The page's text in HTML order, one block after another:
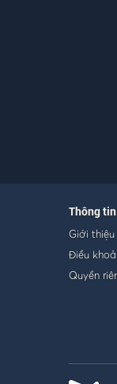
Thông tin
Giới thiệu
Điều
Quyền